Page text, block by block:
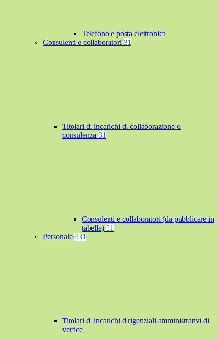
Telefono e posta elettronica
Consulenti e collaboratori 31
Titolari di incarichi di collaborazione o
consulenza 31
Consulenti e collaboratori (da pubblicare in
tabelle) 31
Personale 431
Titolari di incarichi dirigenziali amministrativi di
vertice